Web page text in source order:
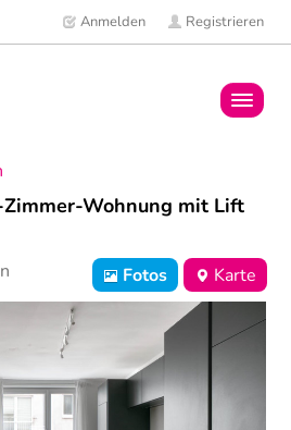
Anmelden Registrieren
News
Wohnung mit Lift
Fotos Karte